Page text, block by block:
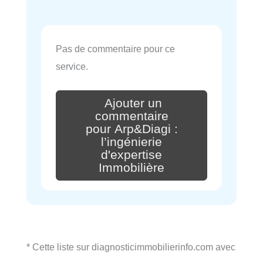
Pas de commentaire pour ce
service.
Ajouter un
commentaire
pour Arp&Diagi :
l’ingénierie
d'expertise
Immobilière
* Cette liste sur diagnosticimmobilierinfo.com avec